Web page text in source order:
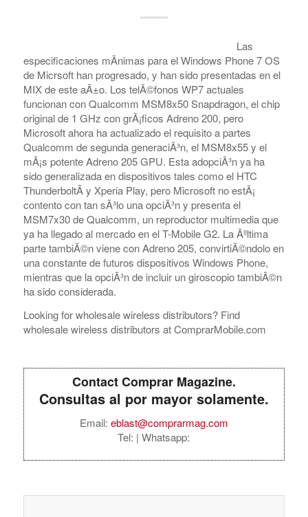
Las
especificaciones mÃ­nimas para el Windows Phone 7 OS
de Micrsoft han progresado, y han sido presentadas en el
MIX de este aÃ±o. Los telÃ©fonos WP7 actuales
funcionan con Qualcomm MSM8x50 Snapdragon, el chip
original de 1 GHz con grÃ¡ficos Adreno 200, pero
Microsoft ahora ha actualizado el requisito a partes
Qualcomm de segunda generaciÃ³n, el MSM8x55 y el
mÃ¡s potente Adreno 205 GPU. Esta adopciÃ³n ya ha
sido generalizada en dispositivos tales como el HTC
ThunderboltÂ y Xperia Play, pero Microsoft no estÃ¡
contento con tan sÃ³lo una opciÃ³n y presenta el
MSM7x30 de Qualcomm, un reproductor multimedia que
ya ha llegado al mercado en el T-Mobile G2. La Ãºltima
parte tambiÃ©n viene con Adreno 205, convirtiÃ©ndolo en
una constante de futuros dispositivos Windows Phone,
mientras que la opciÃ³n de incluir un giroscopio tambiÃ©n
ha sido considerada.
Looking for wholesale wireless distributors? Find
wholesale wireless distributors at ComprarMobile.com
Contact Comprar Magazine.
Consultas al por mayor solamente.
Email: eblast@comprarmag.com
Tel: | Whatsapp: